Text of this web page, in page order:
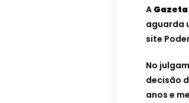
A Gazeta
aguarda
site
No
decisão
anos e